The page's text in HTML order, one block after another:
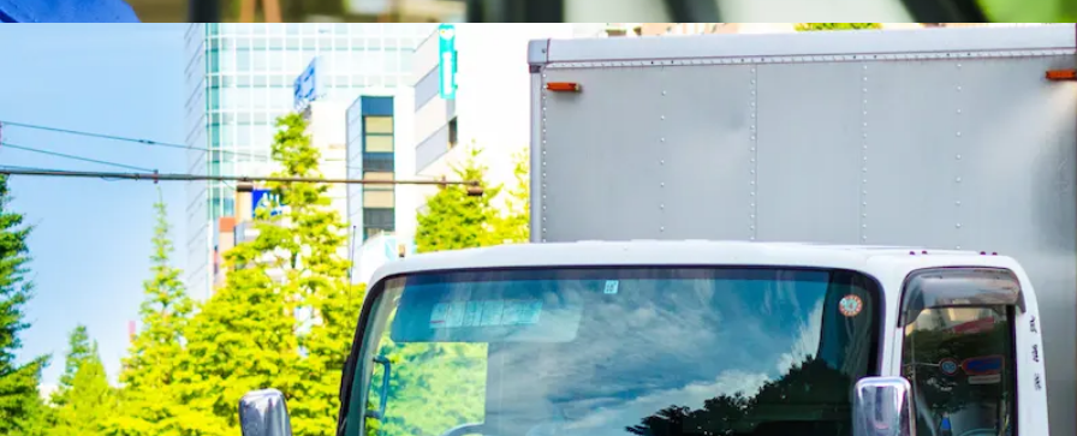
アルバイト食品集配トラック小型トラック・普通免許未経験者歓迎 日勤のみ 週休2日
詳しく見る
【未経験歓迎！】チルド食品を運ぶ中型トラックドライバー（4t保冷車）｜奈良
有限会社 奈良葛城乳販
想定給与
月給￥250,000〜￥330,000
勤務時間